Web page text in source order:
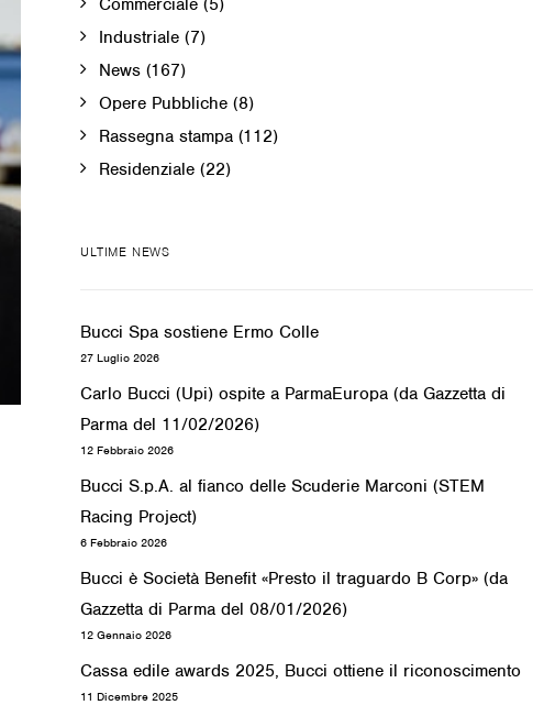
Commerciale (5)
Industriale (7)
News (167)
Opere Pubbliche (8)
Rassegna stampa (112)
Residenziale (22)
ULTIME NEWS
Bucci Spa sostiene Ermo Colle
27 Luglio 2026
Carlo Bucci (Upi) ospite a ParmaEuropa (da Gazzetta di
Parma del 11/02/2026)
12 Febbraio 2026
Bucci S.p.A. al fianco delle Scuderie Marconi (STEM
Racing Project)
6 Febbraio 2026
Bucci è Società Benefit «Presto il traguardo B Corp» (da
Gazzetta di Parma del 08/01/2026)
12 Gennaio 2026
Cassa edile awards 2025, Bucci ottiene il riconoscimento
11 Dicembre 2025